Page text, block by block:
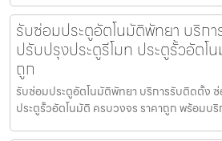
รับซ่อมประตูอัตโนมัติพัทยา บริก
ปรับปรุงประตูรีโมท ประตูรั้วอัตโ
ถูก
รับซ่อมประตูอัตโนมัติพัทยา บริการรับติดตั้ง
ประตูรั้วอัตโนมัติ ครบวงจร ราคาถูก พร้อมบริ